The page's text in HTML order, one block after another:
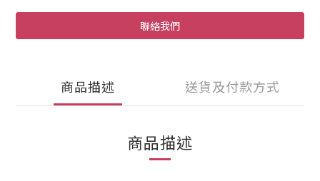
聯絡我們
商品描述 送貨及付款方式
商品描述